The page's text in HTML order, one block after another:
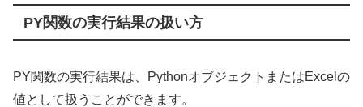
PY関数の実行結果の扱い方
PY関数の実行結果は、PythonオブジェクトまたはExcelの
値として扱うことができます。